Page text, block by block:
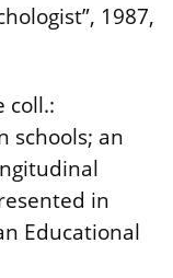
1987,
coll.:
schools; an
in
Educational